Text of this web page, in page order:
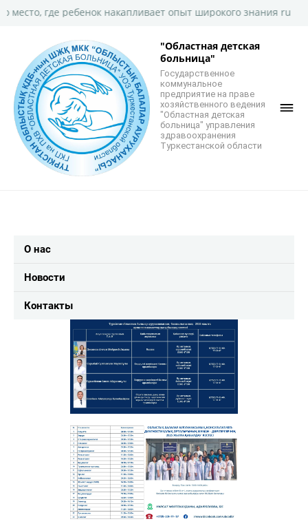
где ребенок накапливает опыт широкого знания ru
"Областная детская
больница"
Государственное
коммунальное
предприятие на праве
хозяйственного ведения
"Областная детская
больница" управления
здравоохранения
Туркестанской области
О нас
Новости
Контакты